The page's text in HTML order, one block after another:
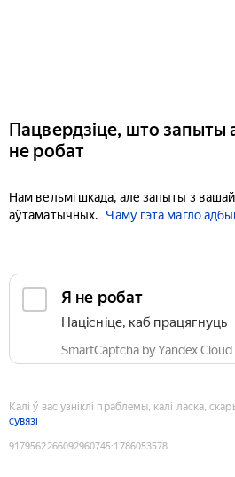
Пацвердзіце, што запыты
не робат
Нам вельмі шкада, але запыты з
аўтаматычных.
Чаму гэта магло
Я не робат
Націсніце, каб працягнуць
SmartCaptcha by Yandex Cloud
Калі ў вас узніклі праблемы, калі ласка,
сувязі
9179562266092960745:1786053578